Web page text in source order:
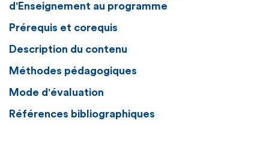
d'Enseignement au programme
Prérequis et corequis
Description du contenu
Méthodes pédagogiques
Mode d'évaluation
Références bibliographiques